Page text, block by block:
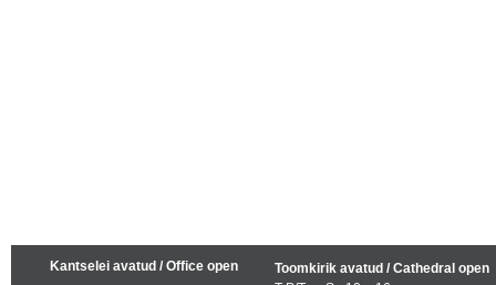
Kantselei avatud / Office open
Toomkirik avatud / Cathedral open